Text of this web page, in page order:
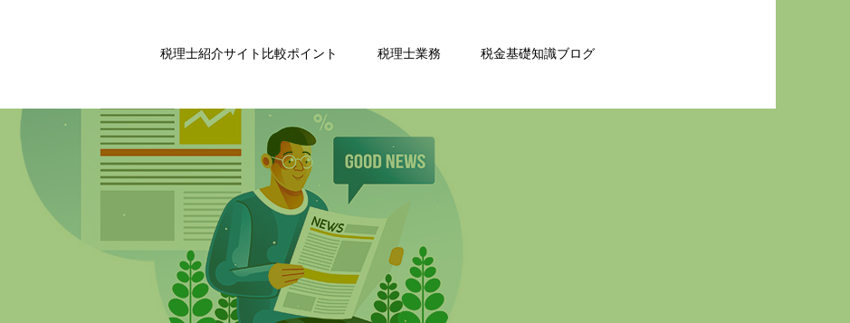
税理士紹介サイト比較ポイント 税理士業務 税金基礎知識ブログ